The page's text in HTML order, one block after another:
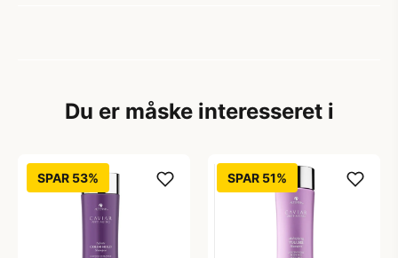
Du er måske interesseret i
SPAR 53% SPAR 51%